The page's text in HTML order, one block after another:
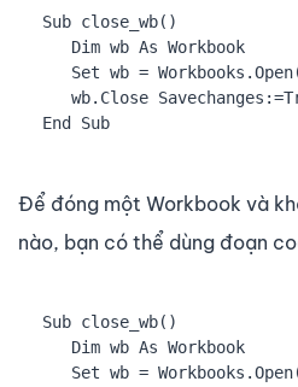
Sub close_wb()
   Dim wb As Workbook
Set wb =
wb.Close
End Sub
Để đóng một Workbook và
nào, bạn có thể dùng đoạn
Sub close_wb()
   Dim wb As Workbook
Set wb =